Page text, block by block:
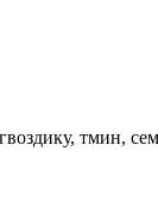
тмин,